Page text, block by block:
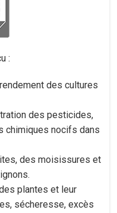
:
des cultures
des pesticides,
chimiques nocifs dans
des moisissures et
plantes et leur
sécheresse, excès